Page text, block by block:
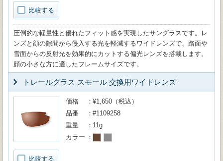
比較する
圧倒的な軽量性と優れたフィット感を実現したサングラスです。レ
ンズと顔の隙間から侵入する光を軽減するワイドレンズで、路面や
雪面からの反射光を効果的にカットする偏光レンズを搭載します。
顔の小さな方に適したフレームサイズです。
トレールグラス スモール 交換用ワイドレンズ
比較する
価格
¥1,650（税込）
品番
#1109258
重量
11g
カラー